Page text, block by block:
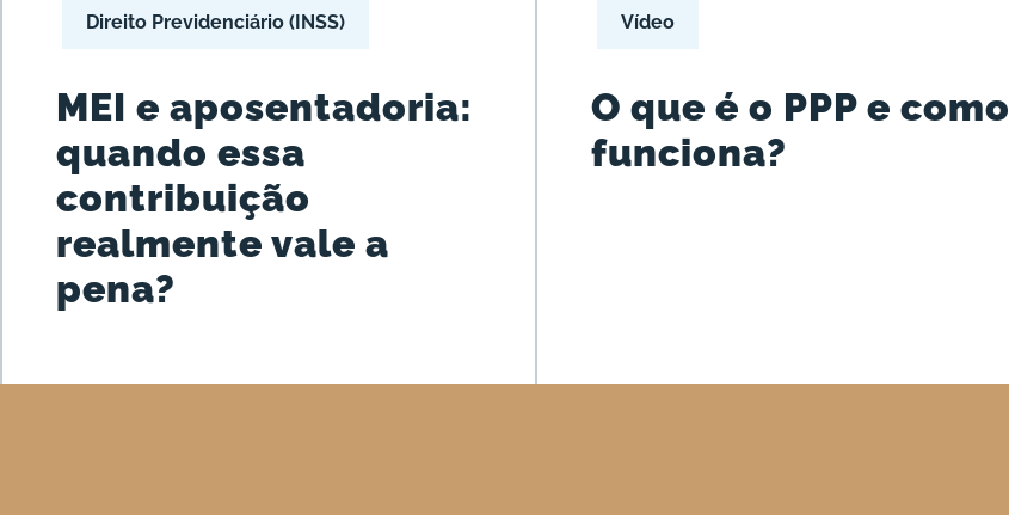
Direito Previdenciário (INSS)
MEI e aposentadoria:
quando essa
contribuição
realmente vale a
pena?
Vídeo
O que é o PPP e como
funciona?